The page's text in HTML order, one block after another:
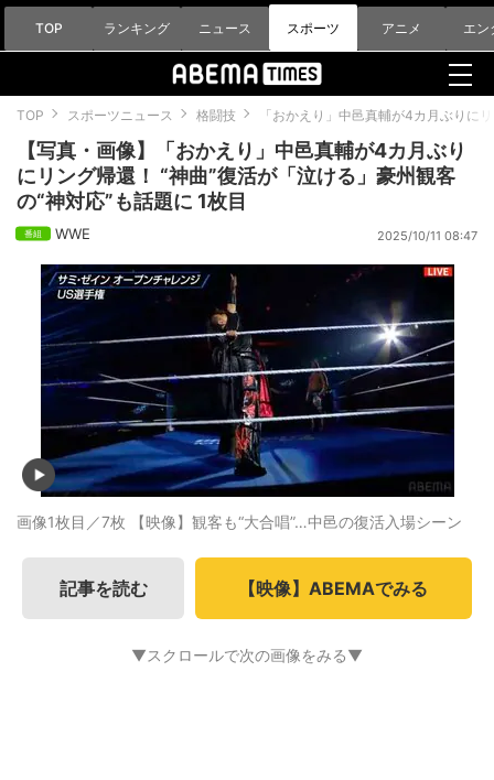
TOP ランキング ニュース スポーツ アニメ エン
TOP スポーツニュース 格闘技 「おかえり」中邑真輔が4カ月ぶりに
【写真・画像】「おかえり」中邑真輔が4カ月ぶり
にリング帰還！ “神曲”復活が「泣ける」豪州観客
の“神対応”も話題に 1枚目
WWE 2025/10/11 08:47
画像1枚目／7枚 【映像】観客も“大合唱”…中邑の復活入場シーン
記事を読む 【映像】ABEMAでみる
▼スクロールで次の画像をみる▼